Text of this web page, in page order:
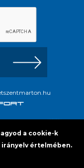
a cookie-k
irányelv értelmében.